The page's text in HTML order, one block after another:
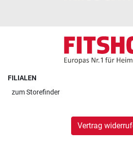
FILIALEN
zumStorefinder
Vertrag